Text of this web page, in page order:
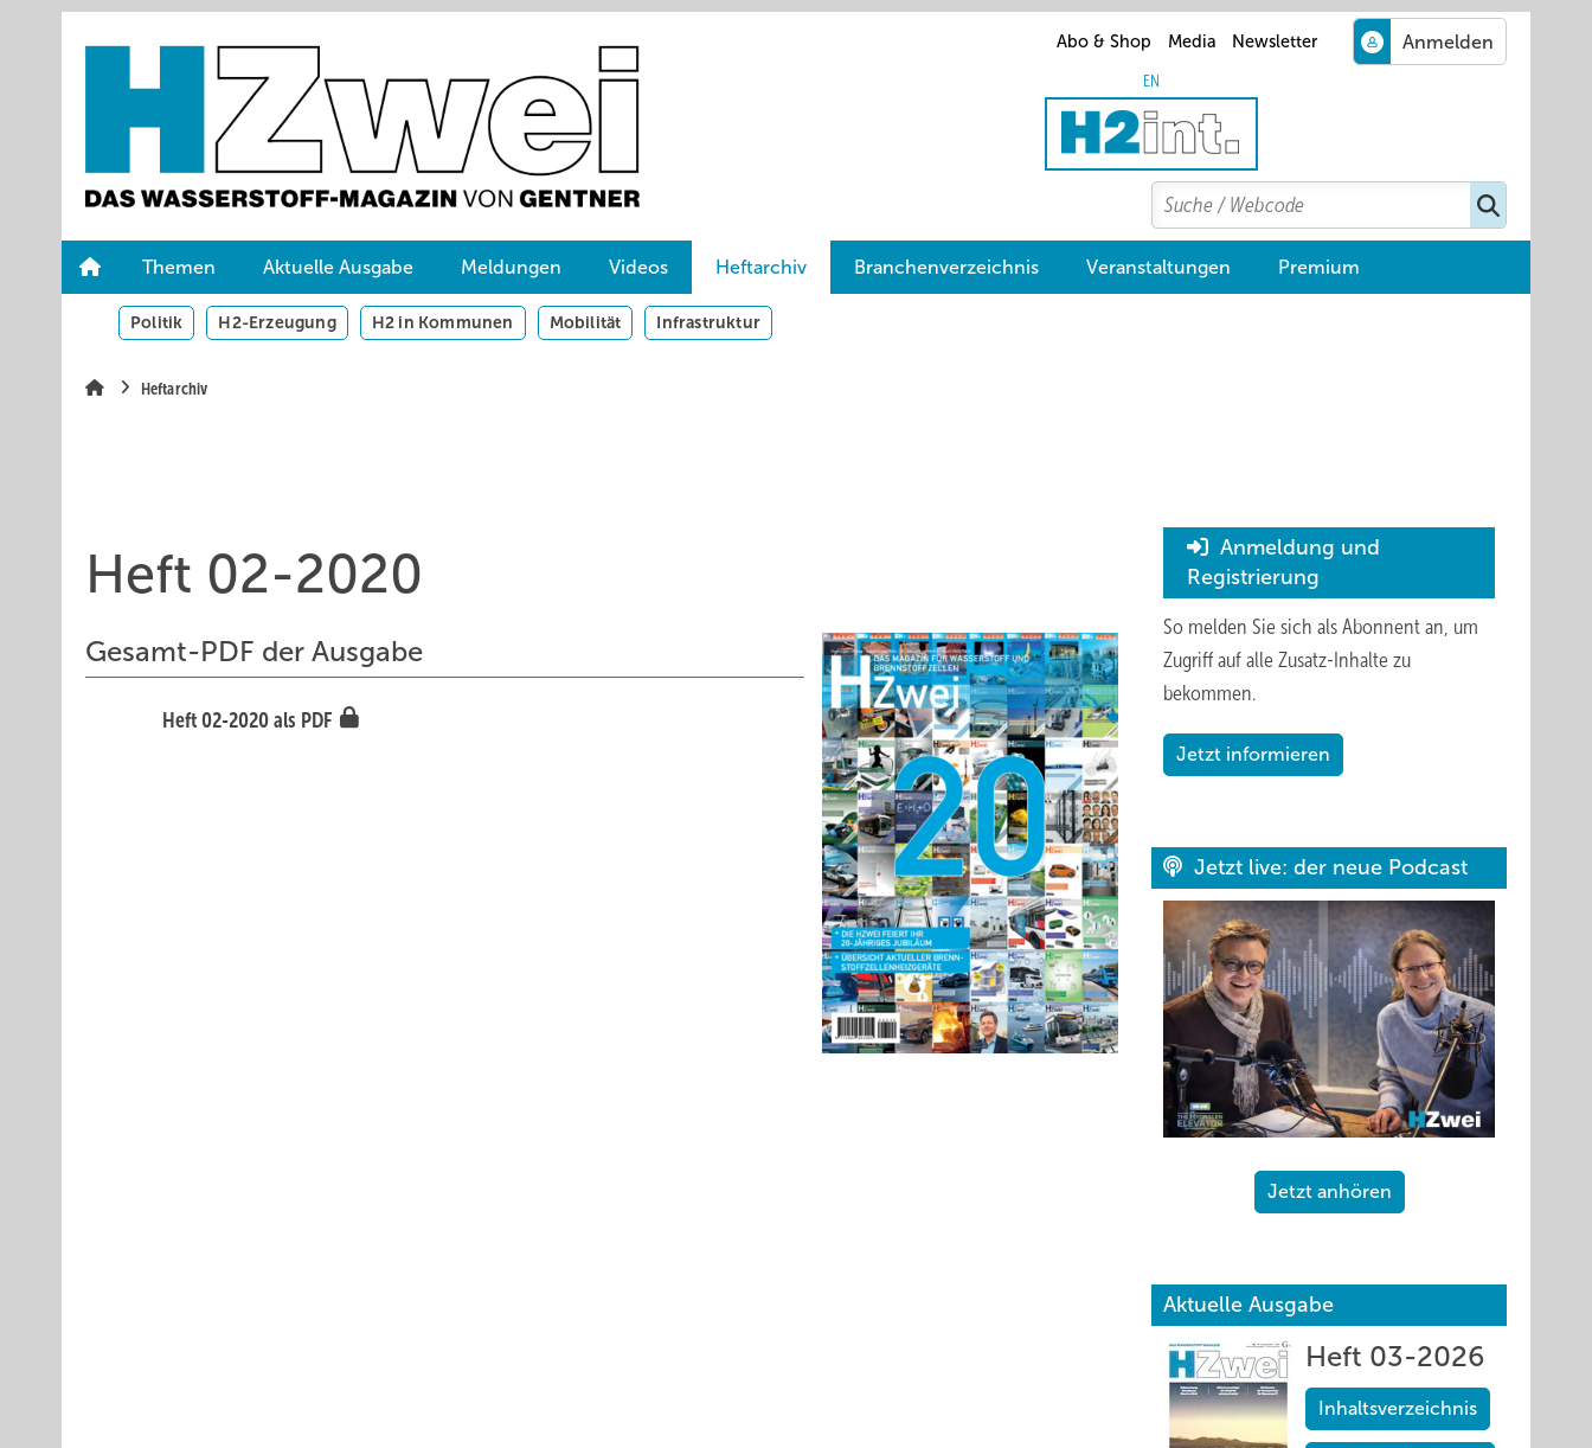
Abo & Shop Media Newsletter
EN
Search
Suchen
Themen Aktuelle Ausgabe Meldungen Videos Heftarchiv Branchenverzeichnis Veranstaltungen Premium
Politik H2-Erzeugung H2 in Kommunen Mobilität Infrastruktur
Heftarchiv
Heft 02-2020
Gesamt-PDF der Ausgabe
Heft 02-2020 als PDF
Anmeldung und
Registrierung
So melden Sie sich als Abonnent an, um
Zugriff auf alle Zusatz-Inhalte zu
bekommen.
Jetzt informieren
Jetzt live: der neue Podcast
Jetzt anhören
Aktuelle Ausgabe
Heft 03-2026
Inhaltsverzeichnis